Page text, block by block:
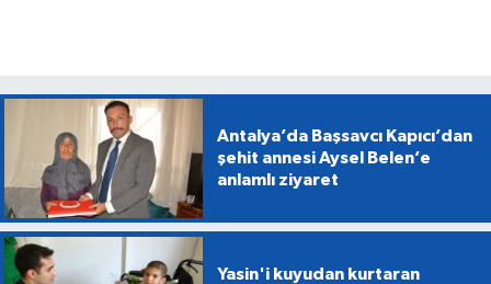
Antalya’da Başsavcı Kapıcı’dan
şehit annesi Aysel Belen’e
anlamlı ziyaret
Yasin'i kuyudan kurtaran